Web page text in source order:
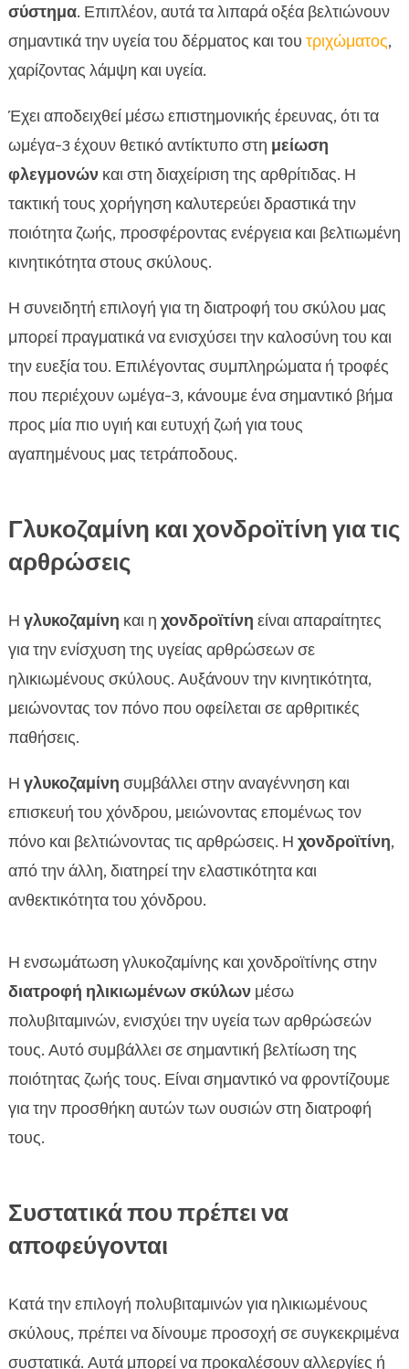
σύστημα. Επιπλέον, αυτά τα λιπαρά οξέα βελτιώνουν
σημαντικά την υγεία του δέρματος και του τριχώματος,
χαρίζοντας λάμψη και υγεία.
Έχει αποδειχθεί μέσω επιστημονικής έρευνας, ότι τα
ωμέγα-3 έχουν θετικό αντίκτυπο στη μείωση
φλεγμονώνκαι στη διαχείριση της αρθρίτιδας. Η
τακτική τους χορήγηση καλυτερεύει δραστικά την
ποιότητα ζωής, προσφέροντας ενέργεια και βελτιωμένη
κινητικότητα στους σκύλους.
Η συνειδητή επιλογή για τη διατροφή του σκύλου μας
μπορεί πραγματικά να ενισχύσει την καλοσύνη του και
την ευεξία του. Επιλέγοντας συμπληρώματα ή τροφές
που περιέχουν ωμέγα-3, κάνουμε ένα σημαντικό βήμα
προς μία πιο υγιή και ευτυχή ζωή για τους
αγαπημένους μας τετράποδους.
Γλυκοζαμίνη και χονδροϊτίνη για τις
αρθρώσεις
Η γλυκοζαμίνη και η χονδροϊτίνη είναι απαραίτητες
για την ενίσχυση της υγείας αρθρώσεων σε
ηλικιωμένους σκύλους. Αυξάνουν την κινητικότητα,
μειώνοντας τον πόνο που οφείλεται σε αρθριτικές
παθήσεις.
Η γλυκοζαμίνη συμβάλλει στην αναγέννηση και
επισκευή του χόνδρου, μειώνοντας επομένως τον
πόνο και βελτιώνοντας τις αρθρώσεις. Η χονδροϊτίνη,
από την άλλη, διατηρεί την ελαστικότητα και
ανθεκτικότητα του χόνδρου.
Η ενσωμάτωση γλυκοζαμίνης και χονδροϊτίνης στην
διατροφή ηλικιωμένων σκύλωνμέσω
πολυβιταμινών, ενισχύει την υγεία των αρθρώσεών
τους. Αυτό συμβάλλει σε σημαντική βελτίωση της
ποιότητας ζωής τους. Είναι σημαντικό να φροντίζουμε
για την προσθήκη αυτών των ουσιών στη διατροφή
τους.
Συστατικά που πρέπει να
αποφεύγονται
Κατά την επιλογή πολυβιταμινών για ηλικιωμένους
σκύλους, πρέπει να δίνουμε προσοχή σε συγκεκριμένα
συστατικά. Αυτά μπορεί να προκαλέσουν αλλεργίες ή